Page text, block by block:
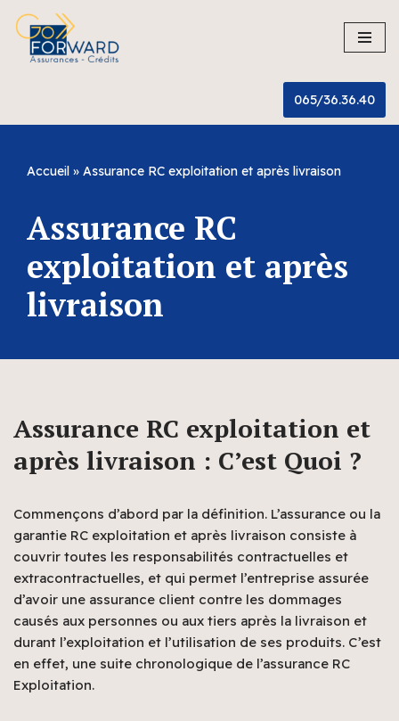
Aller
065/36.36.40
Accueil » Assurance RC exploitation et après livraison
Assurance RC
exploitation et après
livraison
Assurance RC exploitation et
après livraison : C’est Quoi ?
Commençons d’abord par la définition. L’assurance ou la
garantie RC exploitation et après livraison consiste à
couvrir toutes les responsabilités contractuelles et
extracontractuelles, et qui permet l’entreprise assurée
d’avoir une assurance client contre les dommages
causés aux personnes ou aux tiers après la livraison et
durant l’exploitation et l’utilisation de ses produits. C’est
en effet, une suite chronologique de l’assurance RC
Exploitation.